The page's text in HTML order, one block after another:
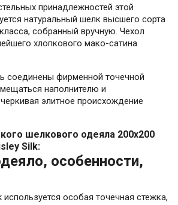
принадлежностей этой
натуральный шелк высшего сорта
собранный вручную. Чехол
хлопкового мако-сатина
соединены фирменной точечной
наполнителю и
элитное происхождение
шелкового одеяла 200x200
Silk:
особенности,
особая точечная стежка,